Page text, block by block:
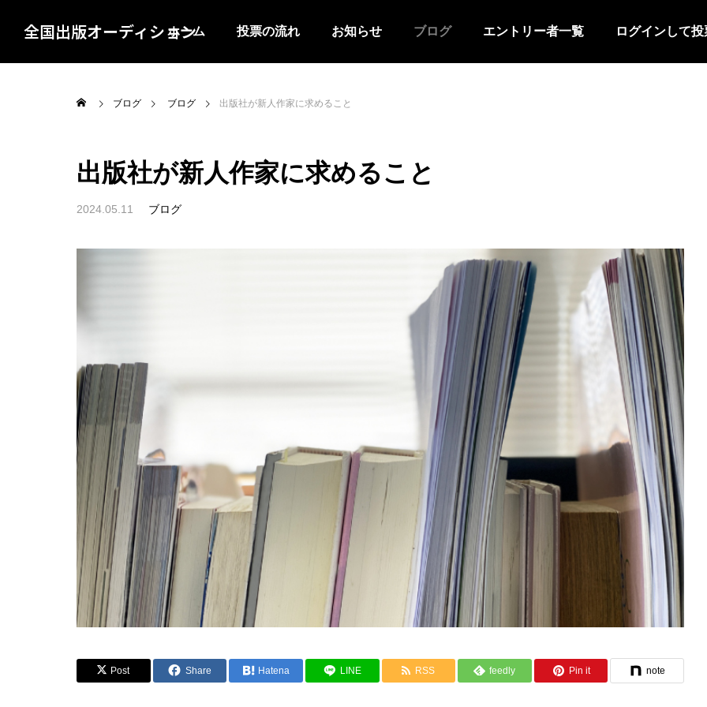
全国出版オーディション
ホーム 投票の流れ お知らせ ブログ エントリー者一覧 ログインして投
ブログ ブログ 出版社が新人作家に求めること
出版社が新人作家に求めること
2024.05.11 ブログ
Post Share Hatena LINE RSS feedly Pin it note